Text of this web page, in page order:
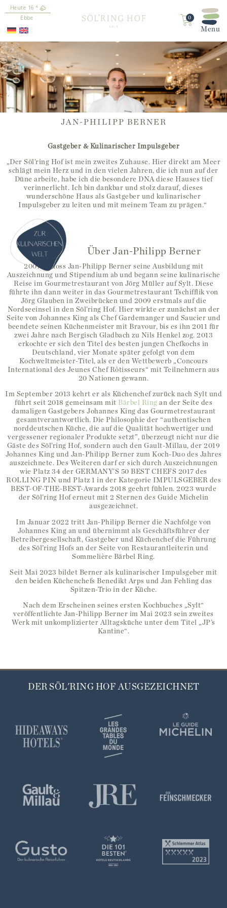
springen16 °
Ebbe
0
JAN-PHILIPP BERNER
Gastgeber & Kulinarischer Impulsgeber
„Der Söl’ring Hof ist mein zweites Zuhause. Hier direkt am Meer
schlägt mein Herz und in den vielen Jahren, die ich nun auf der
Düne arbeite, habe ich die besondere DNA diese Hauses tief
verinnerlicht. Ich bin dankbar und stolz darauf, dieses
wunderschöne Haus als Gastgeber und kulinarischer
Impulsgeber zu leiten und mit meinem Team zu prägen.“
Über Jan-Philipp Berner
2007 schloss Jan-Philipp Berner seine Ausbildung mit
Auszeichnung und Stipendium ab und begann seine kulinarische
Reise im Gourmetrestaurant von Jörg Müller auf Sylt. Diese
führte ihn dann weiter in das Gourmetrestaurant Tschifflik von
Jörg Glauben in Zweibrücken und 2009 erstmals auf die
Nordseeinsel in den Söl’ring Hof. Hier wirkte er zunächst an der
Seite von Johannes King als Chef Gardemanger und Saucier und
beendete seinen Küchenmeister mit Bravour, bis es ihn 2011 für
zwei Jahre nach Bergisch Gladbach zu Nils Henkel zog. 2013
erkochte er sich den Titel des besten jungen Chefkochs in
Deutschland, vier Monate später gefolgt von dem
Kochweltmeister-Titel, als er den Wettbewerb „Concours
International des Jeunes Chef Rôtisseurs“ mit Teilnehmern aus
20 Nationen gewann.
Im September 2013 kehrt er als Küchenchef zurück nach Sylt und
führt seit 2018 gemeinsam mit Bärbel Ring an der Seite des
damaligen Gastgebers Johannes King das Gourmetrestaurant
gesamtverantwortlich. Die Philosophie der “authentischen
norddeutschen Küche, die auf die Qualität hochwertiger und
vergessener regionaler Produkte setzt”, überzeugt nicht nur die
Gäste des Söl’ring Hof, sondern auch den Gault-Millau, der 2019
Johannes King und Jan-Philipp Berner zum Koch-Duo des Jahres
auszeichnete. Des Weiteren darf er sich durch Auszeichnungen
wie Platz 34 der GERMANY’S 50 BEST CHEFS 2017 des
ROLLING PIN und Platz 1 in der Kategorie IMPULSGEBER des
BEST-OF-THE-BEST-Awards 2018 geehrt fühlen. 2023 wurde
der Söl’ring Hof erneut mit 2 Sternen des Guide Michelin
ausgezeichnet.
Im Januar 2022 tritt Jan-Philipp Berner die Nachfolge von
Johannes King an und übernimmt als Geschäftsführer der
Betreibergesellschaft, Gastgeber und Küchenchef die Führung
des Söl’ring Hofs an der Seite von Restaurantleiterin und
Sommelière Bärbel Ring.
Seit Mai 2023 bildet Berner als kulinarischer Impulsgeber mit
den beiden Küchenchefs Benedikt Arps und Jan Fehling das
Spitzen-Trio in der Küche.
Nach dem Erscheinen seines ersten Kochbuches „Sylt“
veröffentlichte Jan-Philipp Berner im Mai 2023 sein zweites
Werk mit unkomplizierter Alltagsküche unter dem Titel „JP’s
Kantine“.
DER SÖL'RING HOF AUSGEZEICHNET